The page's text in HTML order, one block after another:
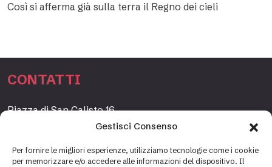
Gestisci Consenso
Per fornire le migliori esperienze, utilizziamo tecnologie come i cookie
per memorizzare e/o accedere alle informazioni del dispositivo. Il
Così si afferma già sulla terra il Regno dei cieli
CONTATTI
Piazza di San Calisto 16,
www.fondazioneetagrande.org